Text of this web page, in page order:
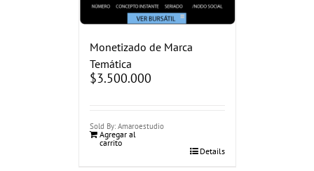
Monetizado de Marca
Temática
$3.500.000
Sold By: Amaroestudio
Agregar al
carrito
Details